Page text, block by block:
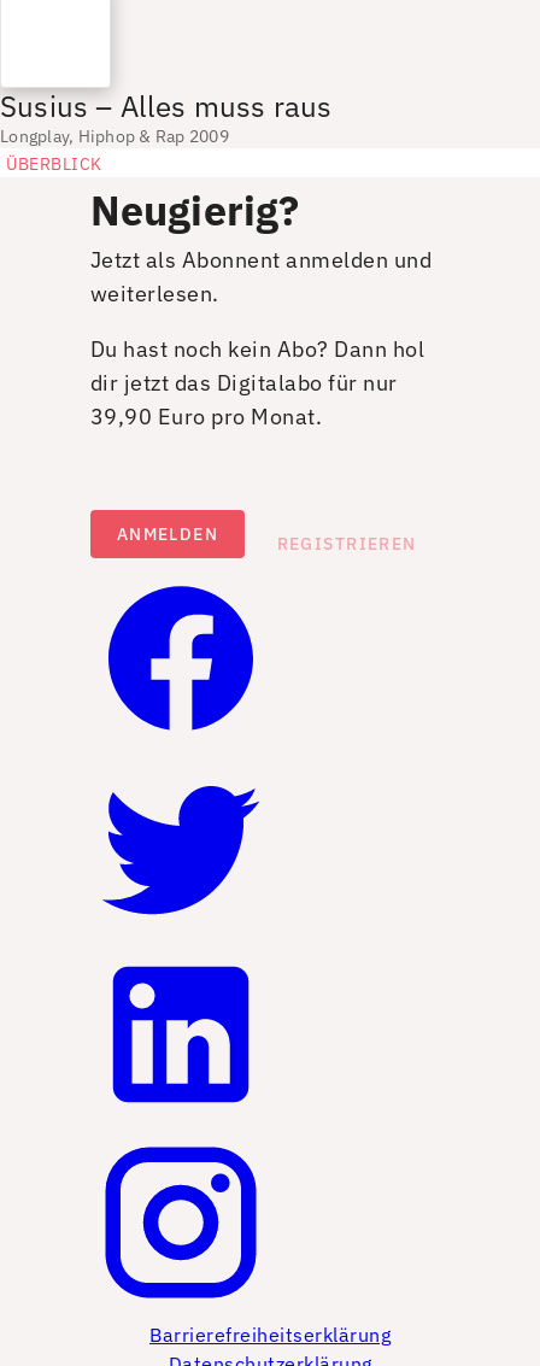
Susius – Alles muss raus
Longplay, Hiphop & Rap 2009
ÜBERBLICK
Neugierig?
Jetzt als Abonnent anmelden und
weiterlesen.
Du hast noch kein Abo? Dann hol
dir jetzt das Digitalabo für nur
39,90 Euro pro Monat.
ANMELDEN REGISTRIEREN
Barrierefreiheitserklärung